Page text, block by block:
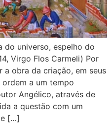
do universo, espelho do
Virgo Flos Carmeli) Por
a obra da criação, em seus
a um tempo
Angélico, através de
a questão com um
[…]